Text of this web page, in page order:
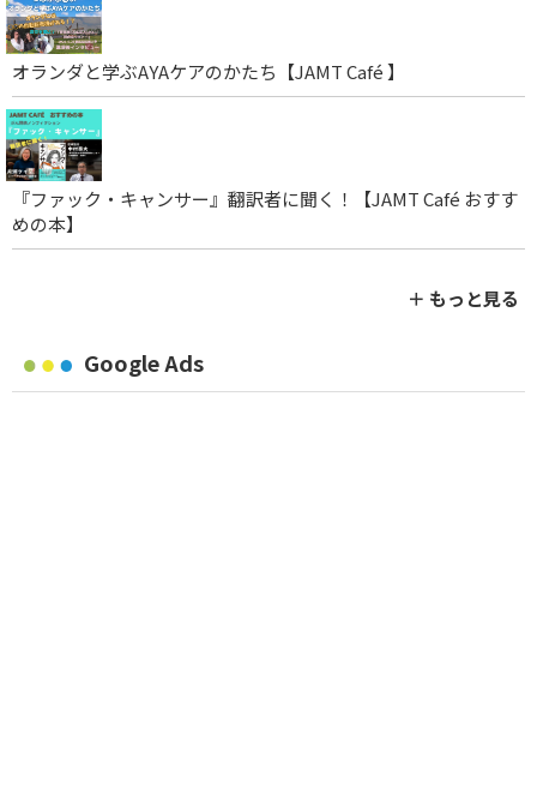
オランダと学ぶAYAケアのかたち【JAMT Café 】
『ファック・キャンサー』翻訳者に聞く！【JAMT Café おすす
めの本】
＋ もっと見る
Google Ads